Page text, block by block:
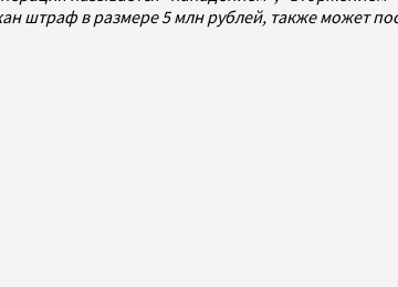
штраф в размере 5 млн рублей, также может